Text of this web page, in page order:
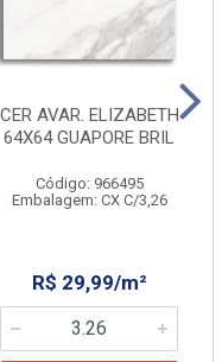
CER AVAR. ELIZABETH
64X64 GUAPORE BRIL
Código: 966495
Embalagem: CX C/3,26
R$ 29,99/m²